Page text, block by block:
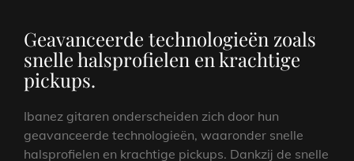
Geavanceerde technologieën zoals
snelle halsprofielen en krachtige
pickups.
Ibanez gitaren onderscheiden zich door hun
geavanceerde technologieën, waaronder snelle
halsprofielen en krachtige pickups. Dankzij de snelle